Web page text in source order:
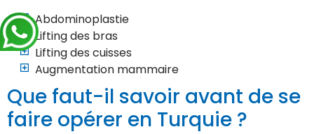
Abdominoplastie
Lifting des bras
Lifting des cuisses
Augmentation mammaire
Que faut-il savoir avant de se
faire opérer en Turquie ?